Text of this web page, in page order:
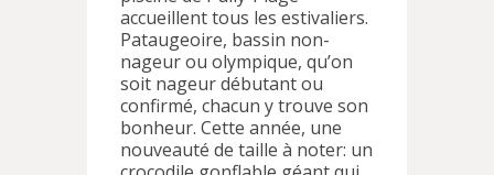
accueillent tous les estivaliers.
Pataugeoire, bassin non-
nageur ou olympique, qu’on
soit nageur débutant ou
confirmé, chacun y trouve son
bonheur. Cette année, une
nouveauté de taille à noter: un